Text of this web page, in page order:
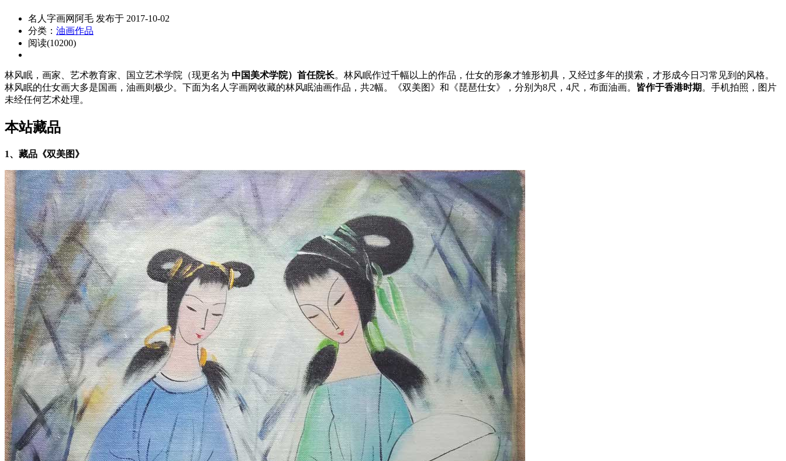
名人字画网阿毛 发布于 2017-10-02
分类： 油画作品
阅读(10200)
林风眠，画家、艺术教育家、国立艺术学院（现更名为 中国美术学院）首任院长。林风眠作过千幅以上的作品，仕女的形象才雏形初具，又经过多年的摸索，才形成今日习常见到的风格。
林风眠的仕女画大多是国画，油画则极少。下面为名人字画网收藏的林风眠油画作品，共2幅。《双美图》和《琵琶仕女》，分别为8尺，4尺，布面油画。 皆作于香港时期 。手机拍照，图片
未经任何艺术处理。
本站藏品
1、藏品《双美图》